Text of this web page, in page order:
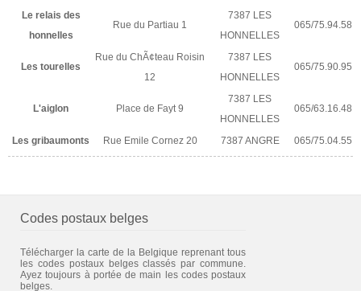
Le relais des
honnelles
Rue du Partiau 1
7387 LES
HONNELLES
065/75.94.58
Les tourelles
Rue du ChÃ¢teau Roisin
12
7387 LES
HONNELLES
065/75.90.95
L'aiglon Place de Fayt 9
7387 LES
HONNELLES
065/63.16.48
Les gribaumonts Rue Emile Cornez 20 7387 ANGRE 065/75.04.55
Codes postaux belges
Télécharger la carte de la Belgique reprenant tous
les codes postaux belges classés par commune.
Ayez toujours à portée de main les codes postaux
belges.